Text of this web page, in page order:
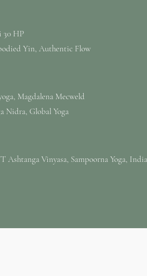
30 HP
Yin, Authentic Flow
Magdalena Mecweld
Nidra, Global Yoga
Ashtanga Vinyasa, Sampoorna Yoga, India